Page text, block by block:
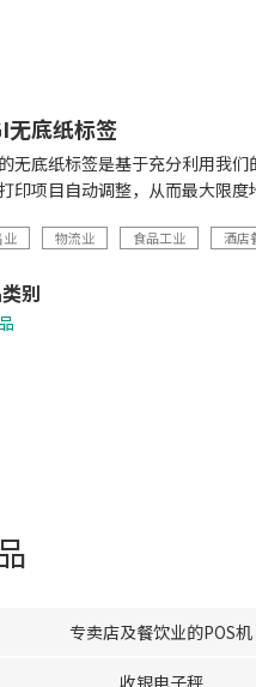
无底纸标签
无底纸标签是基于充分利用我
印项目自动调整，从而最大限
业 物流业 食品工业 酒店
别
专卖店及餐饮业的POS机